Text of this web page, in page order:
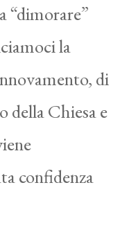
“dimorare”
la
di
della Chiesa e
confidenza